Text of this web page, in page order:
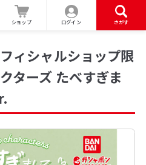
ショップ ログイン さがす
ィシャルショップ限
ターズ たべすぎま